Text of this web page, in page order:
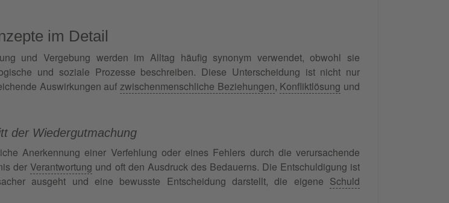
im Detail
und Vergebung werden im Alltag häufig synonym verwendet, obwohl sie
und soziale Prozesse beschreiben. Diese Unterscheidung ist nicht nur
Auswirkungen auf zwischenmenschliche Beziehungen, Konfliktlösung und
der Wiedergutmachung
Anerkennung einer Verfehlung oder eines Fehlers durch die verursachende
der Verantwortung und oft den Ausdruck des Bedauerns. Die Entschuldigung ist
ausgeht und eine bewusste Entscheidung darstellt, die eigene Schuld